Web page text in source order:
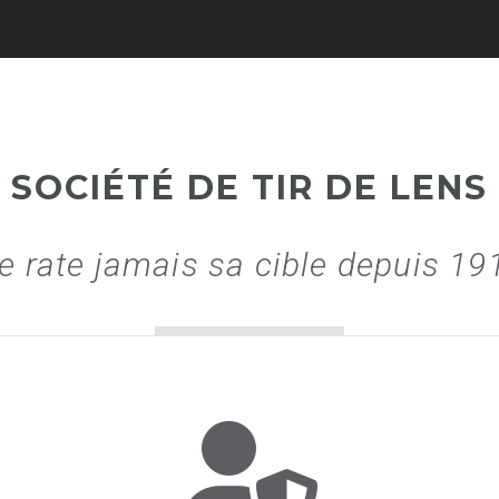
SOCIÉTÉ DE TIR DE LENS
rate jamais sa cible depuis